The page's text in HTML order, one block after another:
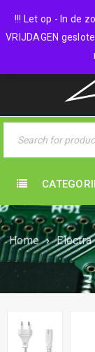
!!! Let op - In de
VRIJDAGEN
Home › Electra